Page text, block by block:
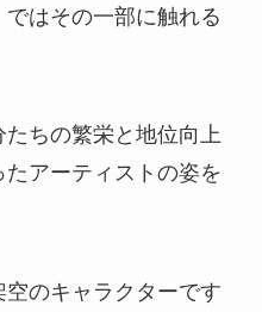
はその一部に触れる
ちの繁栄と地位向上
アーティストの姿を
のキャラクターです